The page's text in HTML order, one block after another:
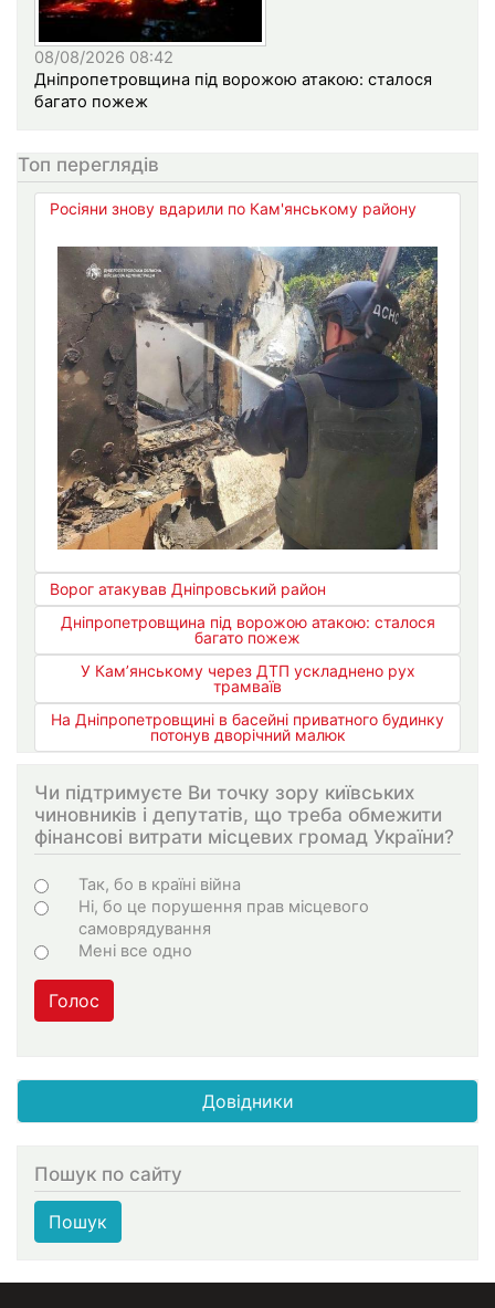
08/08/2026 08:42
Дніпропетровщина під ворожою атакою: сталося
багато пожеж
Топ переглядів
Росіяни знову вдарили по Кам'янському району
Ворог атакував Дніпровський район
Дніпропетровщина під ворожою атакою: сталося
багато пожеж
У Кам’янському через ДТП ускладнено рух
трамваїв
На Дніпропетровщині в басейні приватного будинку
потонув дворічний малюк
Чи підтримуєте Ви точку зору київських
чиновників і депутатів, що треба обмежити
фінансові витрати місцевих громад України?
Варіанти
Так, бо в країні війна
Ні, бо це порушення прав місцевого
самоврядування
Мені все одно
Голос
Довідники
Пошук по сайту
Пошук